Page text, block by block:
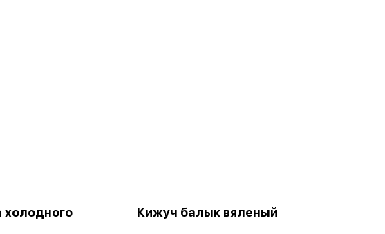
холодного
Кижуч балык вяленый